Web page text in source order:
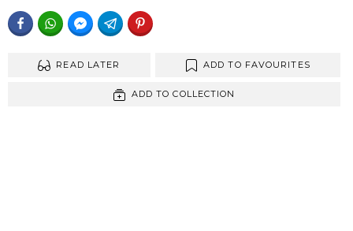
FACEBOOKWHATSAPPFACEBOOK MESSENGER
TELEGRAM
READ LATER ADD TO FAVOURITES
ADD TO COLLECTION